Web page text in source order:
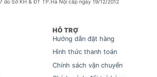
do Sở KH & ĐT TP.Hà Nội cấp ngày 19/12/2012
HỖ TRỢ
Hướng dẫn đặt hàng
Hình thức thanh toán
Chính sách vận chuyển